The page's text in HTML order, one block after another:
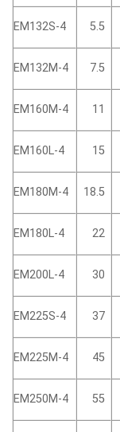
EM132S-4 5.5
EM132M-4 7.5
EM160M-4 11
EM160L-4 15
EM180M-4 18.5
EM180L-4 22
EM200L-4 30
EM225S-4 37
EM225M-4 45
EM250M-4 55